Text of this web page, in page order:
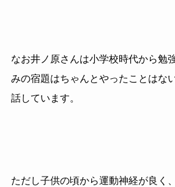
なお井ノ原さんは小学校時代から勉
みの宿題はちゃんとやったことはな
話しています。
ただし子供の頃から運動神経が良く